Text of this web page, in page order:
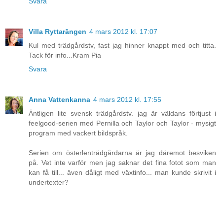
Villa Ryttarängen 4 mars 2012 kl. 17:07
Kul med trädgårdstv, fast jag hinner knappt med och titta.
Tack för info...Kram Pia
Svara
Anna Vattenkanna 4 mars 2012 kl. 17:55
Äntligen lite svensk trädgårdstv. jag är väldans förtjust i
feelgood-serien med Pernilla och Taylor och Taylor - mysigt
program med vackert bildspråk.
Serien om österlenträdgårdarna är jag däremot besviken
på. Vet inte varför men jag saknar det fina fotot som man
kan få till... även dåligt med växtinfo... man kunde skrivit i
undertexter?